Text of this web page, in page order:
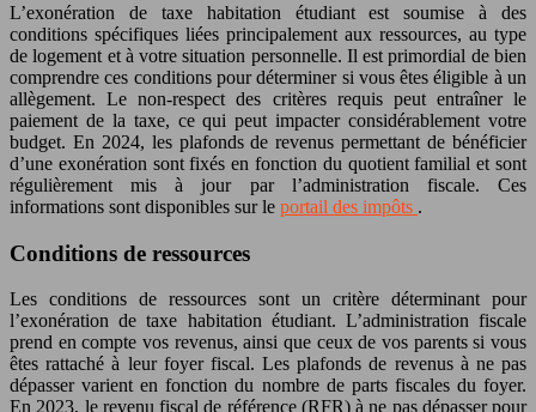
L’exonération de taxe habitation étudiant est soumise à des
conditions spécifiques liées principalement aux ressources, au type
de logement et à votre situation personnelle. Il est primordial de bien
comprendre ces conditions pour déterminer si vous êtes éligible à un
allègement. Le non-respect des critères requis peut entraîner le
paiement de la taxe, ce qui peut impacter considérablement votre
budget. En 2024, les plafonds de revenus permettant de bénéficier
d’une exonération sont fixés en fonction du quotient familial et sont
régulièrement mis à jour par l’administration fiscale. Ces
informations sont disponibles sur le portail des impôts .
Conditions de ressources
Les conditions de ressources sont un critère déterminant pour
l’exonération de taxe habitation étudiant. L’administration fiscale
prend en compte vos revenus, ainsi que ceux de vos parents si vous
êtes rattaché à leur foyer fiscal. Les plafonds de revenus à ne pas
dépasser varient en fonction du nombre de parts fiscales du foyer.
En 2023, le revenu fiscal de référence (RFR) à ne pas dépasser pour